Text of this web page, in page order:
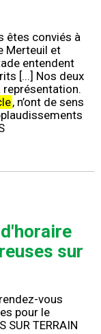
êtes conviés à
Merteuil et
entendent
[...] Nos deux
représentation.
, n’ont de sens
sur
vous
pour le
SUR TERRAIN